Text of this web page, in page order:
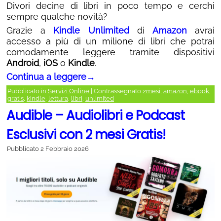
Divori decine di libri in poco tempo e cerchi
sempre qualche novità?
Grazie a Kindle Unlimiteddi Amazon avrai
accesso a più di un milione di libri che potrai
comodamente leggere tramite dispositivi
Android, iOS o Kindle.
Continua a leggere→
Pubblicato in Servizi Online Contrassegnato 2mesi, amazon, ebook,
gratis, kindle, lettura, libri, unlimited
Audible – Audiolibri e Podcast
Esclusivi con 2 mesi Gratis!
Pubblicato 2 Febbraio 2026